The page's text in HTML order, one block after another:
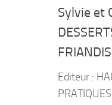
Sylvie et
Editeur :